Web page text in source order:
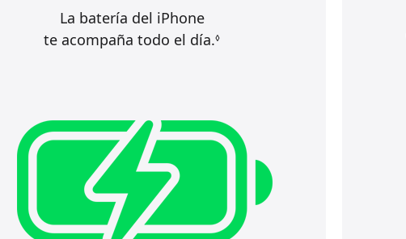
La batería del iPhone
te acompaña todo el día.◊